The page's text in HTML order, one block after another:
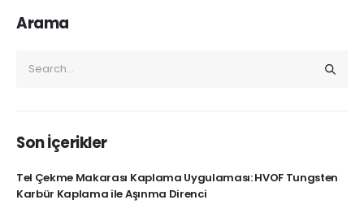
Arama
Son İçerikler
Tel Çekme Makarası Kaplama Uygulaması: HVOF Tungsten
Karbür Kaplama ile Aşınma Direnci